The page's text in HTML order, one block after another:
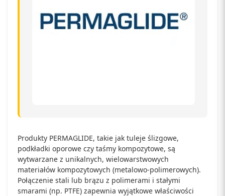
Produkty PERMAGLIDE, takie jak tuleje ślizgowe,
podkładki oporowe czy taśmy kompozytowe, są
wytwarzane z unikalnych, wielowarstwowych
materiałów kompozytowych (metalowo-polimerowych).
Połączenie stali lub brązu z polimerami i stałymi
smarami (np. PTFE) zapewnia wyjątkowe właściwości